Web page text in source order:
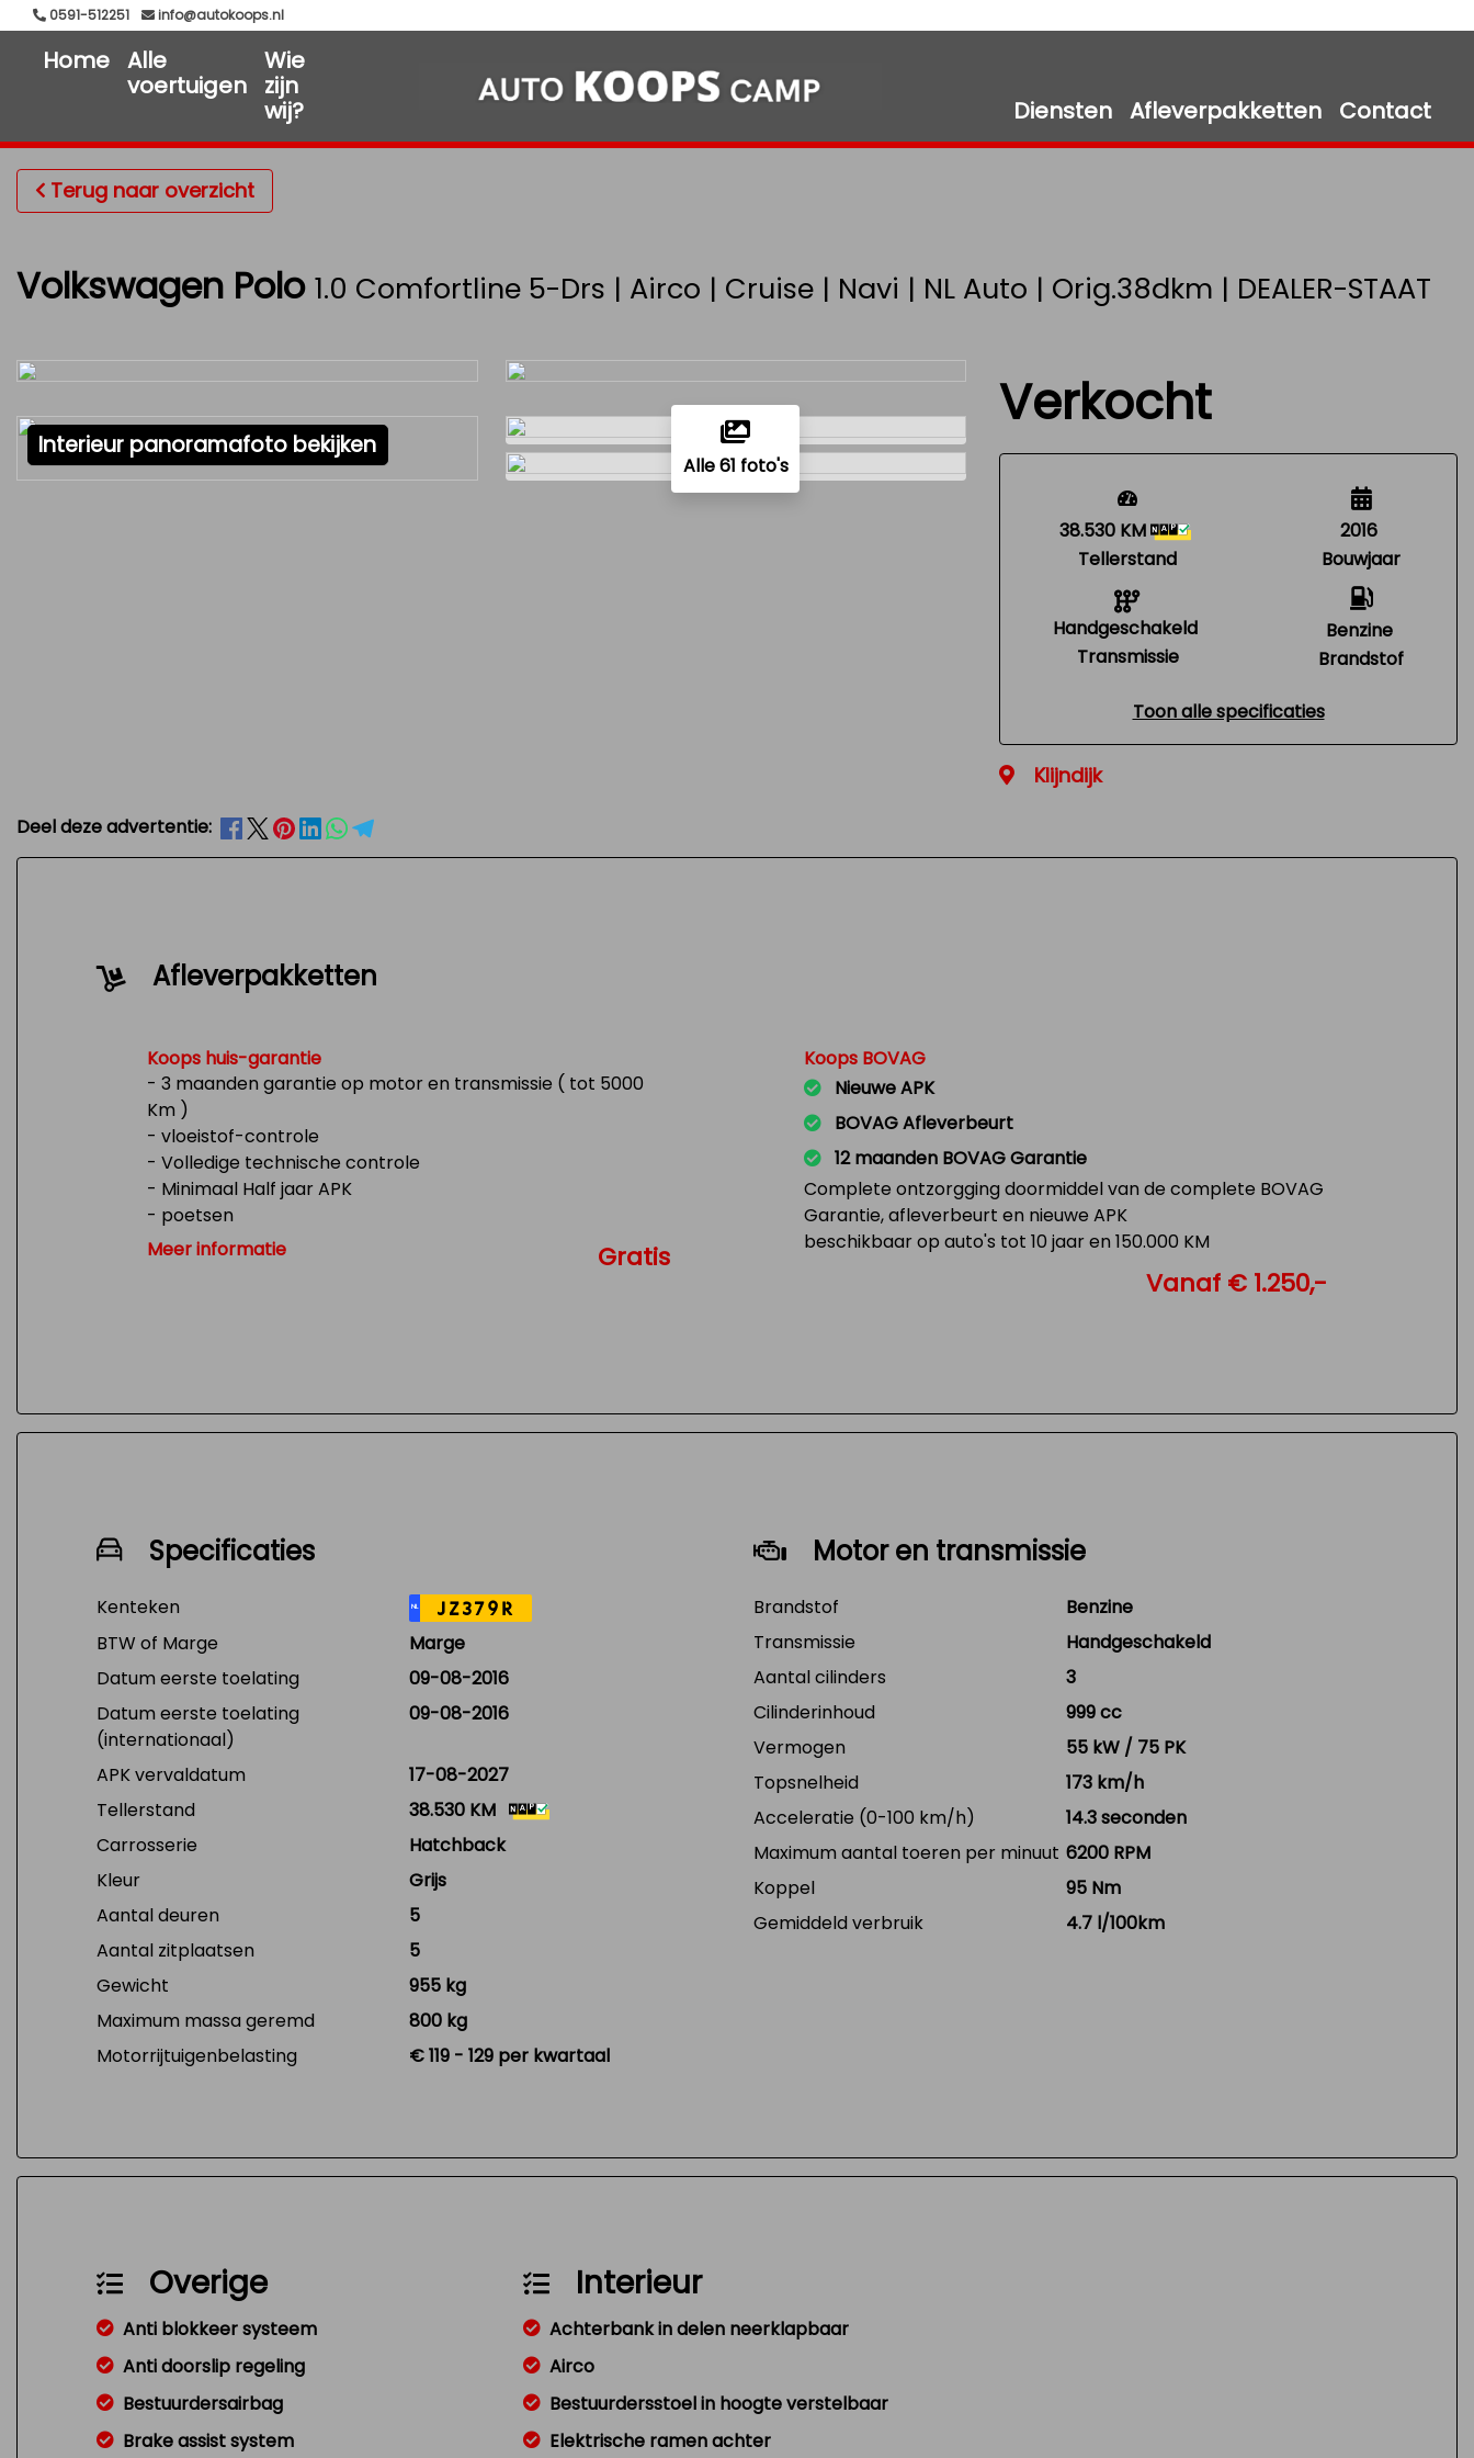
0591-512251 info@autokoops.nl
Home Alle
voertuigen
Wie
zijn
wij?
Diensten Afleverpakketten Contact
Terug naar overzicht
Volkswagen Polo 1.0 Comfortline 5-Drs | Airco | Cruise | Navi | NL Auto | Orig.38dkm | DEALER-STAAT
Alle 61 foto's
Interieur panoramafoto bekijken
Verkocht
38.530 KM
Tellerstand
Handgeschakeld
Transmissie
2016
Bouwjaar
Benzine
Brandstof
Toon alle specificaties
Klijndijk
Deel deze advertentie:
Afleverpakketten
Koops huis-garantie
- 3 maanden garantie op motor en transmissie ( tot 5000
Km )
- vloeistof-controle
- Volledige technische controle
- Minimaal Half jaar APK
- poetsen
- Tank 1/4 vol
Meer informatie Gratis
Koops BOVAG
Nieuwe APK
BOVAG Afleverbeurt
12 maanden BOVAG Garantie
Complete ontzorgging doormiddel van de complete BOVAG
Garantie, afleverbeurt en nieuwe APK
beschikbaar op auto's tot 10 jaar en 150.000 KM
Vanaf € 1.250,-
Specificaties
Kenteken NL JZ379R
BTW of Marge
Marge
Datum eerste toelating
09-08-2016
Datum eerste toelating
(internationaal)
09-08-2016
APK vervaldatum
17-08-2027
Tellerstand
38.530 KM
Carrosserie
Hatchback
Kleur
Grijs
Aantal deuren
5
Aantal zitplaatsen
5
Gewicht
955 kg
Maximum massa geremd
800 kg
Motorrijtuigenbelasting
€ 119 - 129 per kwartaal
Motor en transmissie
Brandstof
Benzine
Transmissie
Handgeschakeld
Aantal cilinders
3
Cilinderinhoud
999 cc
Vermogen
55 kW / 75 PK
Topsnelheid
173 km/h
Acceleratie (0-100 km/h)
14.3 seconden
Maximum aantal toeren per minuut 6200 RPM
Koppel
95 Nm
Gemiddeld verbruik
4.7 l/100km
Overige
Anti blokkeer systeem
Anti doorslip regeling
Bestuurdersairbag
Brake assist system
Interieur
Achterbank in delen neerklapbaar
Airco
Bestuurdersstoel in hoogte verstelbaar
Elektrische ramen achter